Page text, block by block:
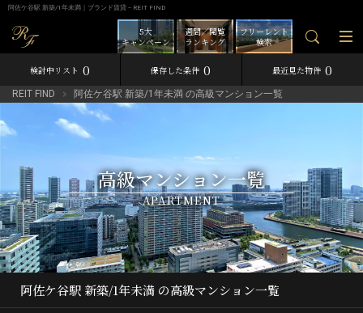
阿佐ケ谷駅 新築/1年未満｜ブランド賃貸－REIT FIND
フリーレント
検索
週間／閲覧
ランキング
5大
キャンペーン
検討中リスト 0 保存した条件 0 最近見た物件 0
REIT FIND 阿佐ケ谷駅 新築/1年未満 の高級マンション一覧
高級マンション一覧
APARTMENT
阿佐ケ谷駅 新築/1年未満 の高級マンション一覧